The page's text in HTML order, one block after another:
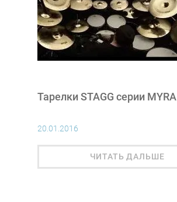
Тарелки STAGG серии MYRA
20.01.2016
ЧИТАТЬ ДАЛЬШЕ